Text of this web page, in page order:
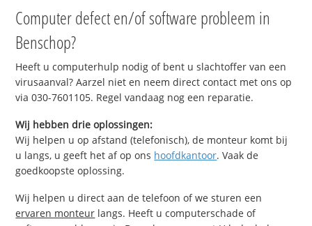
Computer defect en/of software probleem in
Benschop?
Heeft u computerhulp nodig of bent u slachtoffer van een
virusaanval? Aarzel niet en neem direct contact met ons op
via 030-7601105. Regel vandaag nog een reparatie.
Wij hebben drie oplossingen:
Wij helpen u op afstand (telefonisch), de monteur komt bij
u langs, u geeft het af op ons hoofdkantoor. Vaak de
goedkoopste oplossing.
Wij helpen u direct aan de telefoon of we sturen een
ervaren monteur langs. Heeft u computerschade of